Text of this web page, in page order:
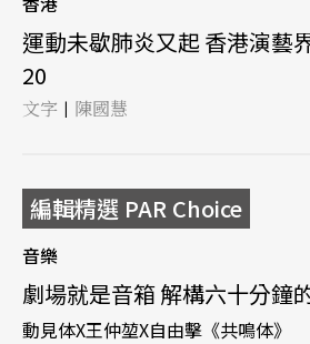
運動未歇肺炎又起 香港演藝
20
文字 | 陳國慧
編輯精選 PAR Choice
音樂
劇場就是音箱 解構六十分鐘
動見体X王仲堃X自由擊《共鳴体》